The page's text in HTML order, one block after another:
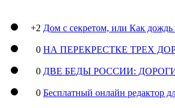
+2 Дом с секретом, или Как
0 НА ПЕРЕКРЕСТКЕ ТРЕХ
0 ДВЕ БЕДЫ РОССИИ:
0 Бесплатный онлайн редактор